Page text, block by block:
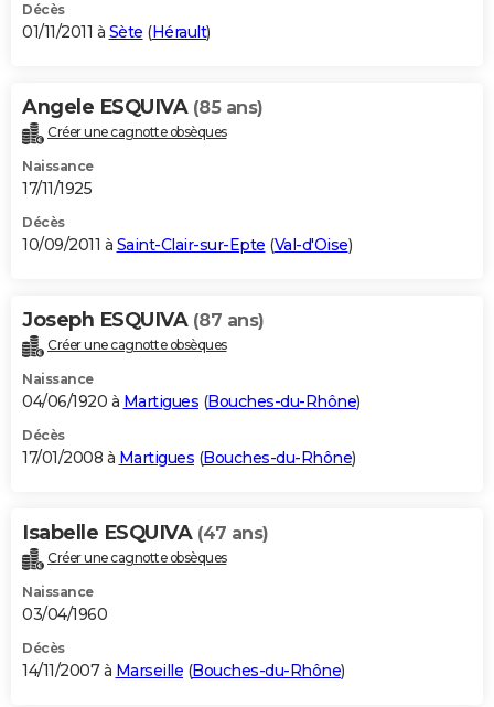
Décès
01/11/2011 à Sète (Hérault)
Angele ESQUIVA (85 ans)
Créer une cagnotte obsèques
Naissance
17/11/1925
Décès
10/09/2011 à Saint-Clair-sur-Epte (Val-d'Oise)
Joseph ESQUIVA (87 ans)
Créer une cagnotte obsèques
Naissance
04/06/1920 à Martigues (Bouches-du-Rhône)
Décès
17/01/2008 à Martigues (Bouches-du-Rhône)
Isabelle ESQUIVA (47 ans)
Créer une cagnotte obsèques
Naissance
03/04/1960
Décès
14/11/2007 à Marseille (Bouches-du-Rhône)